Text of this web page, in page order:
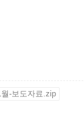
-보도자료.zip